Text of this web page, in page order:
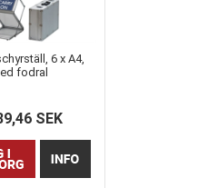
6 x A4,
fodral
SEK